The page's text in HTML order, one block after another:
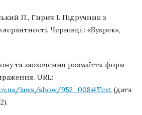
П., Гирич І. Підручник з
Чернівці : «Букрек»,
та заохочення розмаїття форм
URL:
laws/show/952_008#Text (дата